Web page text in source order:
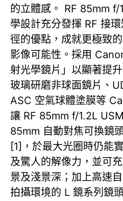
的立體感。 RF 85mm
學設計充分發揮 RF 接
徑的優點，成就更極致
影像可能性。採用
射光學鏡片」以顯著提
玻璃研磨非球面鏡片、
ASC 空氣球體塗膜等
讓 RF 85mm f/1.2L
85mm 自動對焦可換鏡
[1]，於最大光圈時仍能
及驚人的解像力，並可
景及淺景深；加上高速
拍攝環境的 L 鏡系列鏡